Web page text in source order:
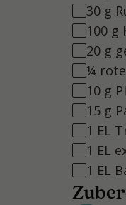
30 g
100 g
20 g
¼
10 g
15 g
1 EL
1 EL
1 EL